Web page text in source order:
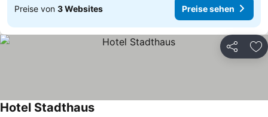
Preise von 3 Websites Preise sehen
Teilen
Hotel StadthausPreise sehen